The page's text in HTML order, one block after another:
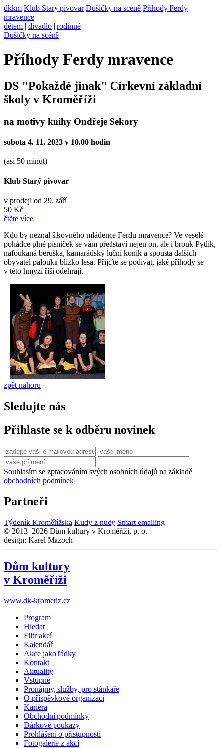
dkkm Klub Starý pivovar Dušičky na scéně Příhody Ferdy
mravence
dětem | divadlo | rodinné
Dušičky na scéně
Příhody Ferdy mravence
DS "Pokaždé jinak" Církevní základní
školy v Kroměříži
na motivy knihy Ondřeje Sekory
sobota 4. 11. 2023 v 10.00 hodin
(asi 50 minut)
Klub Starý pivovar
v prodeji od 29. září
50 Kč
čtěte více
Kdo by neznal šikovného mládence Ferdu mravence? Ve veselé
pohádce plné písniček se vám představí nejen on, ale i brouk Pytlík,
nafoukaná beruška, kamarádský luční koník a spousta dalších
obyvatel palouku blízko lesa. Přijďte se podívat, jaké příhody se
v této hmyzí říši odehrají.
zpět nahoru
Sledujte nás
Přihlaste se k odběru novinek
Souhlasím se zpracováním svých osobních údajů na základě
obchodních podmínek
Partneři
Týdeník Kroměřížska Kudy z nudy Smart emailing
© 2013–2026 Dům kultury v Kroměříži, p. o.
design: Karel Mazoch
Dům kultury
v Kroměříži
www.dk-kromeriz.cz
Program
Hledat
Filtr akcí
Kalendář
Akce jako řádky
Kontakt
Aktuality
Vstupné
Pronájmy, služby, pro stánkaře
O příspěvkové organizaci
Kariéra
Obchodní podmínky
Dárkové poukazy
Prohlášení o přístupnosti
Fotogalerie z akcí